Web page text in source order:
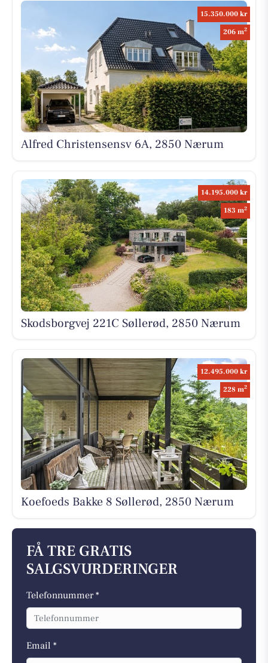
15.350.000 kr
206 m2
Alfred Christensensv 6A, 2850 Nærum
14.195.000 kr
183 m2
Skodsborgvej 221C Søllerød, 2850 Nærum
12.495.000 kr
228 m2
Koefoeds Bakke 8 Søllerød, 2850 Nærum
FÅ TRE GRATIS
SALGSVURDERINGER
Telefonnummer *
Email *